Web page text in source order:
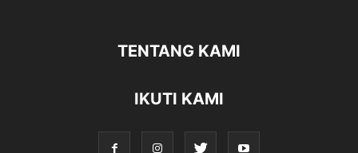
TENTANG KAMI
IKUTI KAMI